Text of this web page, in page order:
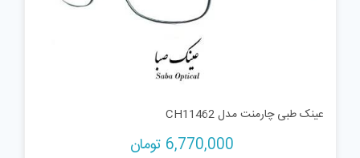
عینک طبی چارمنت مدل CH11462
6,770,000 تومان